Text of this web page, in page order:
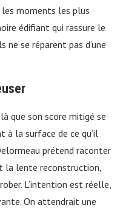
moments les plus
édifiant qui rassure le
se réparent pas d’une
que son score mitigé se
à la surface de ce qu’il
prétend raconter
la lente reconstruction,
L’intention est réelle,
On attendrait une